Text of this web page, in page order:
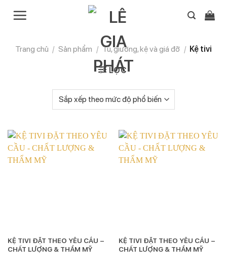
Trang chủ / Sản phẩm / Tủ, giường, kệ và giá đỡ / Kệ tivi
LỌC
KỆ TIVI ĐẶT THEO YÊU CẦU –
CHẤT LƯỢNG & THẨM MỸ
KỆ TIVI ĐẶT THEO YÊU CẦU –
CHẤT LƯỢNG & THẨM MỸ